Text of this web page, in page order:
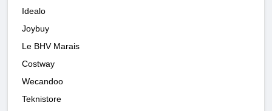
Idealo
Joybuy
Le BHV Marais
Costway
Wecandoo
Teknistore